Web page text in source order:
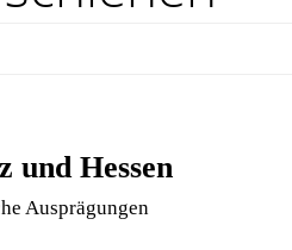
und Hessen
Ausprägungen